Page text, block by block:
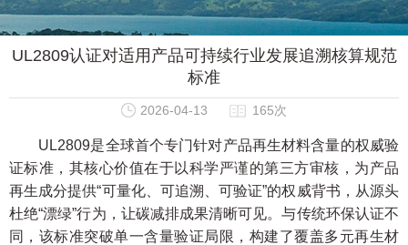
UL2809认证对适用产品可持续行业发展追溯核算规范
标准
2026-04-13 165次
UL2809是全球首个专门针对产品再生材料含量的权威验
证标准，其核心价值在于以科学严谨的第三方审核，为产品
再生成分提供“可量化、可追溯、可验证”的权威背书，从源头
杜绝“漂绿”行为，让碳减排成果清晰可见。与传统环保认证不
同，该标准突破单一含量验证局限，构建了覆盖多元再生材